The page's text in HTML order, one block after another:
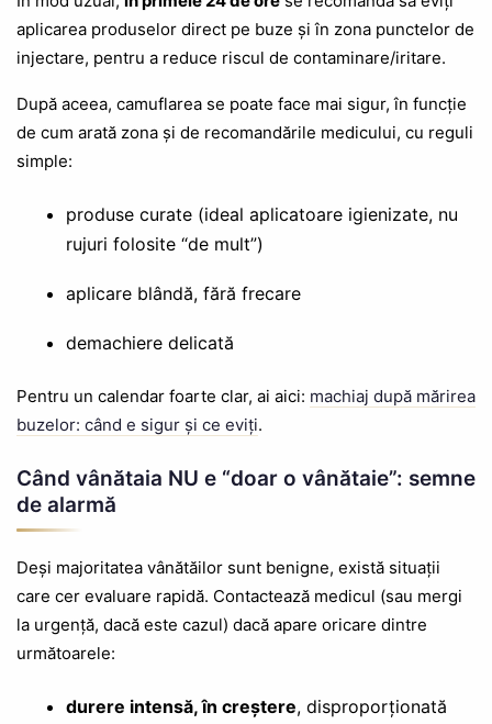
aplicarea produselor direct pe buze și în zona punctelor de
injectare, pentru a reduce riscul de contaminare/iritare.
După aceea, camuflarea se poate face mai sigur, în funcție
de cum arată zona și de recomandările medicului, cu reguli
simple:
produse curate (ideal aplicatoare igienizate, nu
rujuri folosite “de mult”)
aplicare blândă, fără frecare
demachiere delicată
Pentru un calendar foarte clar, ai aici: machiaj după mărirea
buzelor: când e sigur și ce eviți.
Când vânătaia NU e “doar o vânătaie”: semne
de alarmă
Deși majoritatea vânătăilor sunt benigne, există situații
care cer evaluare rapidă. Contactează medicul (sau mergi
la urgență, dacă este cazul) dacă apare oricare dintre
următoarele:
durere intensă, în creștere, disproporționată